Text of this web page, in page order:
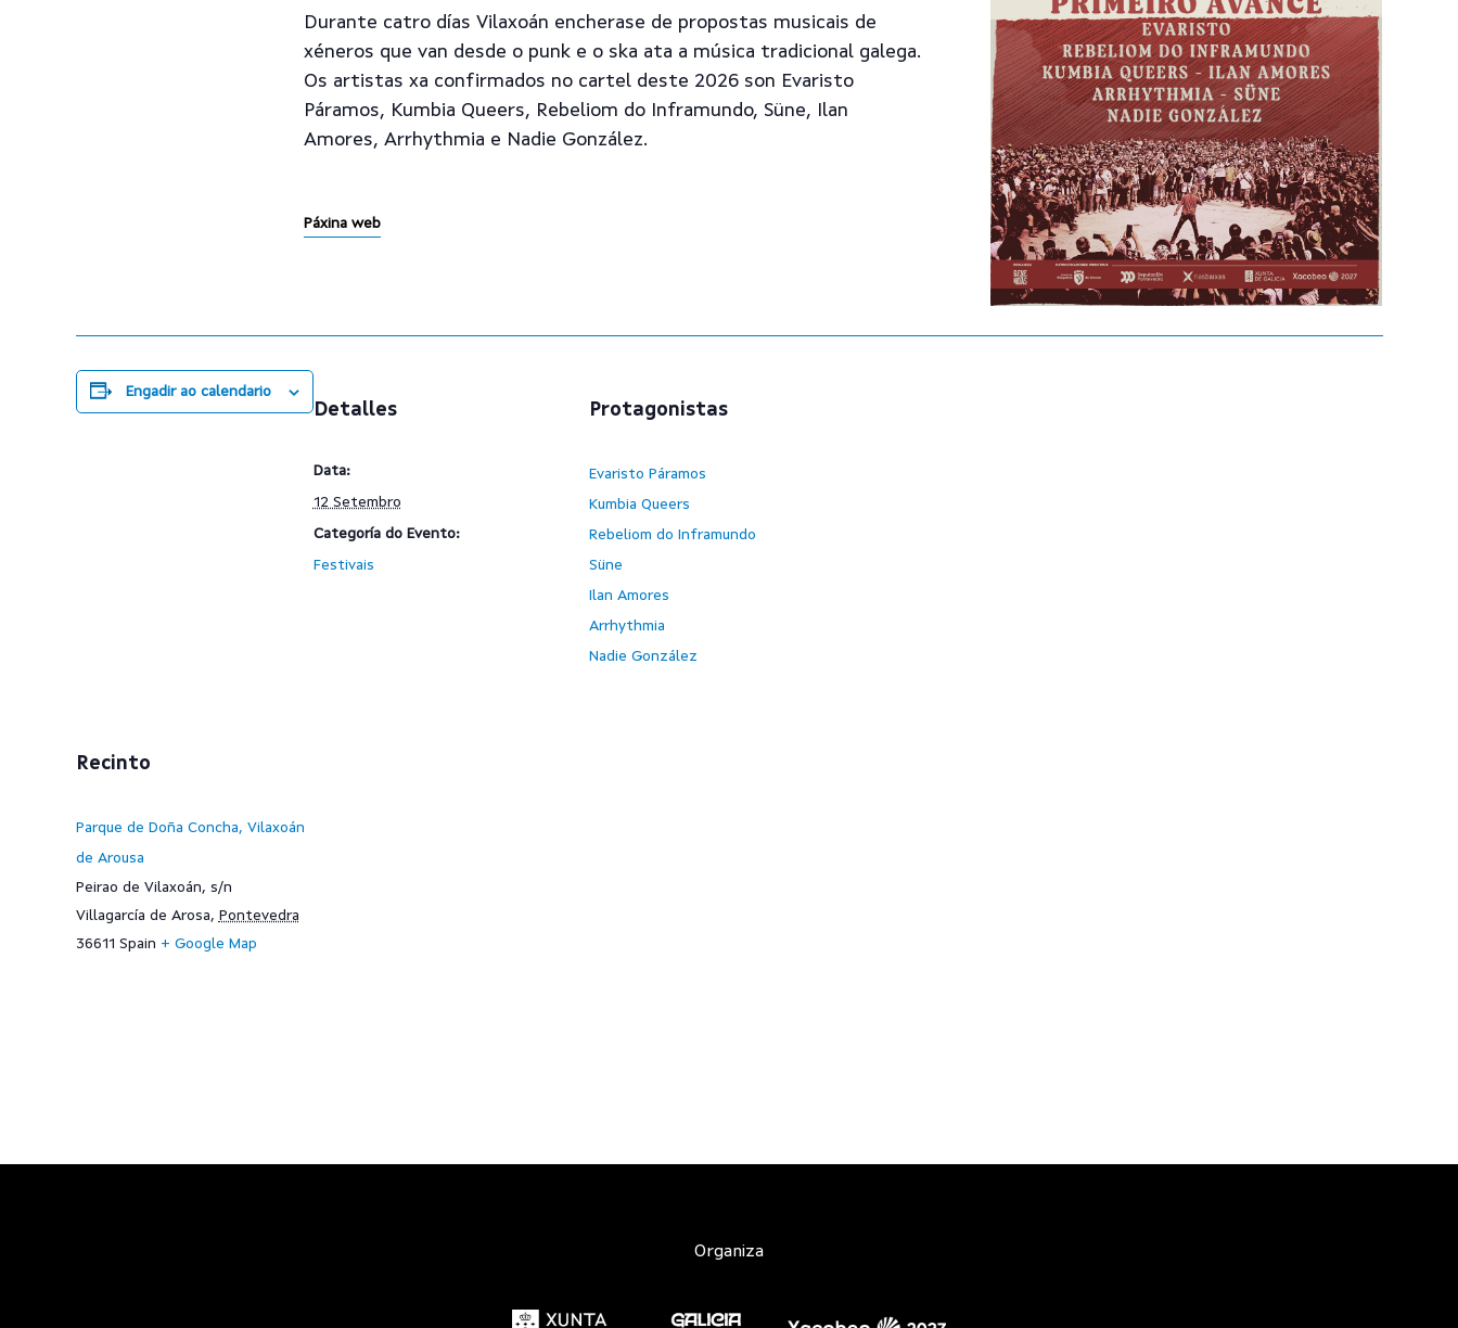
Durante catro días Vilaxoán encherase de propostas musicais de
xéneros que van desde o punk e o ska ata a música tradicional galega.
Os artistas xa confirmados no cartel deste 2026 son Evaristo
Páramos, Kumbia Queers, Rebeliom do Inframundo, Süne, Ilan
Amores, Arrhythmia e Nadie González.
Páxina web
Engadir ao calendario
Detalles
Data:
12 Setembro
Categoría do Evento:
Festivais
Protagonistas
Evaristo Páramos
Kumbia Queers
Rebeliom do Inframundo
Süne
Ilan Amores
Arrhythmia
Nadie González
Recinto
Parque de Doña Concha, Vilaxoán
de Arousa
Peirao de Vilaxoán, s/n
Villagarcía de Arosa, Pontevedra
36611 Spain + Google Map
Organiza